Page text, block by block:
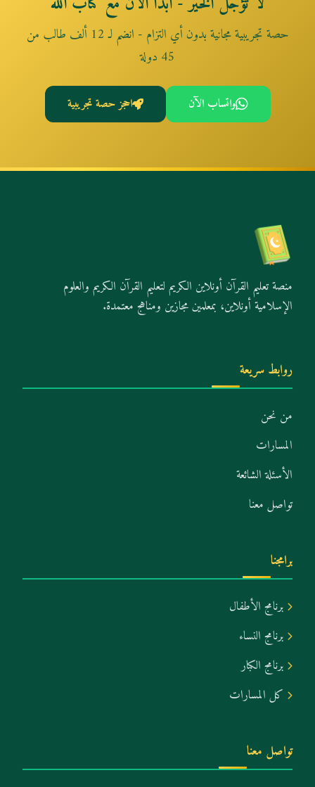
حصة تجريبية مجانية بدون أي التزام - انضم لـ 12 ألف طالب من
45 دولة
واتساب الآن احجز حصة تجريبية
منصة تعليم القرآن أونلاين الكريم لتعليم القرآن الكريم والعلوم
الإسلامية أونلاين، بمعلمين مجازين ومناهج معتمدة.
روابط سريعة
من نحن
المسارات
الأسئلة الشائعة
تواصل معنا
برامجنا
برنامج الأطفال
برنامج النساء
برنامج الكبار
كل المسارات
تواصل معنا